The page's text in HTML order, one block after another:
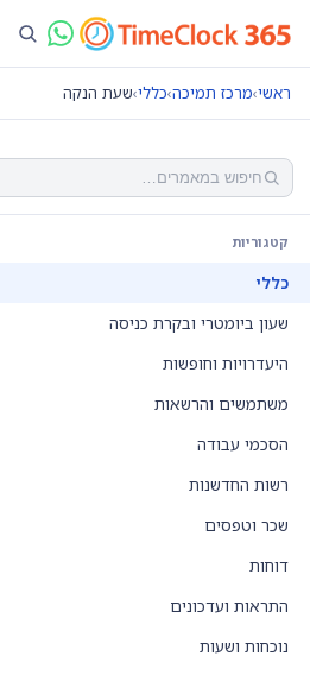
ראשי›מרכז תמיכה›כללי›שעת הנקה
קטגוריות
כללי
שעון ביומטרי ובקרת כניסה
היעדרויות וחופשות
משתמשים והרשאות
הסכמי עבודה
רשות החדשנות
שכר וטפסים
דוחות
התראות ועדכונים
נוכחות ושעות